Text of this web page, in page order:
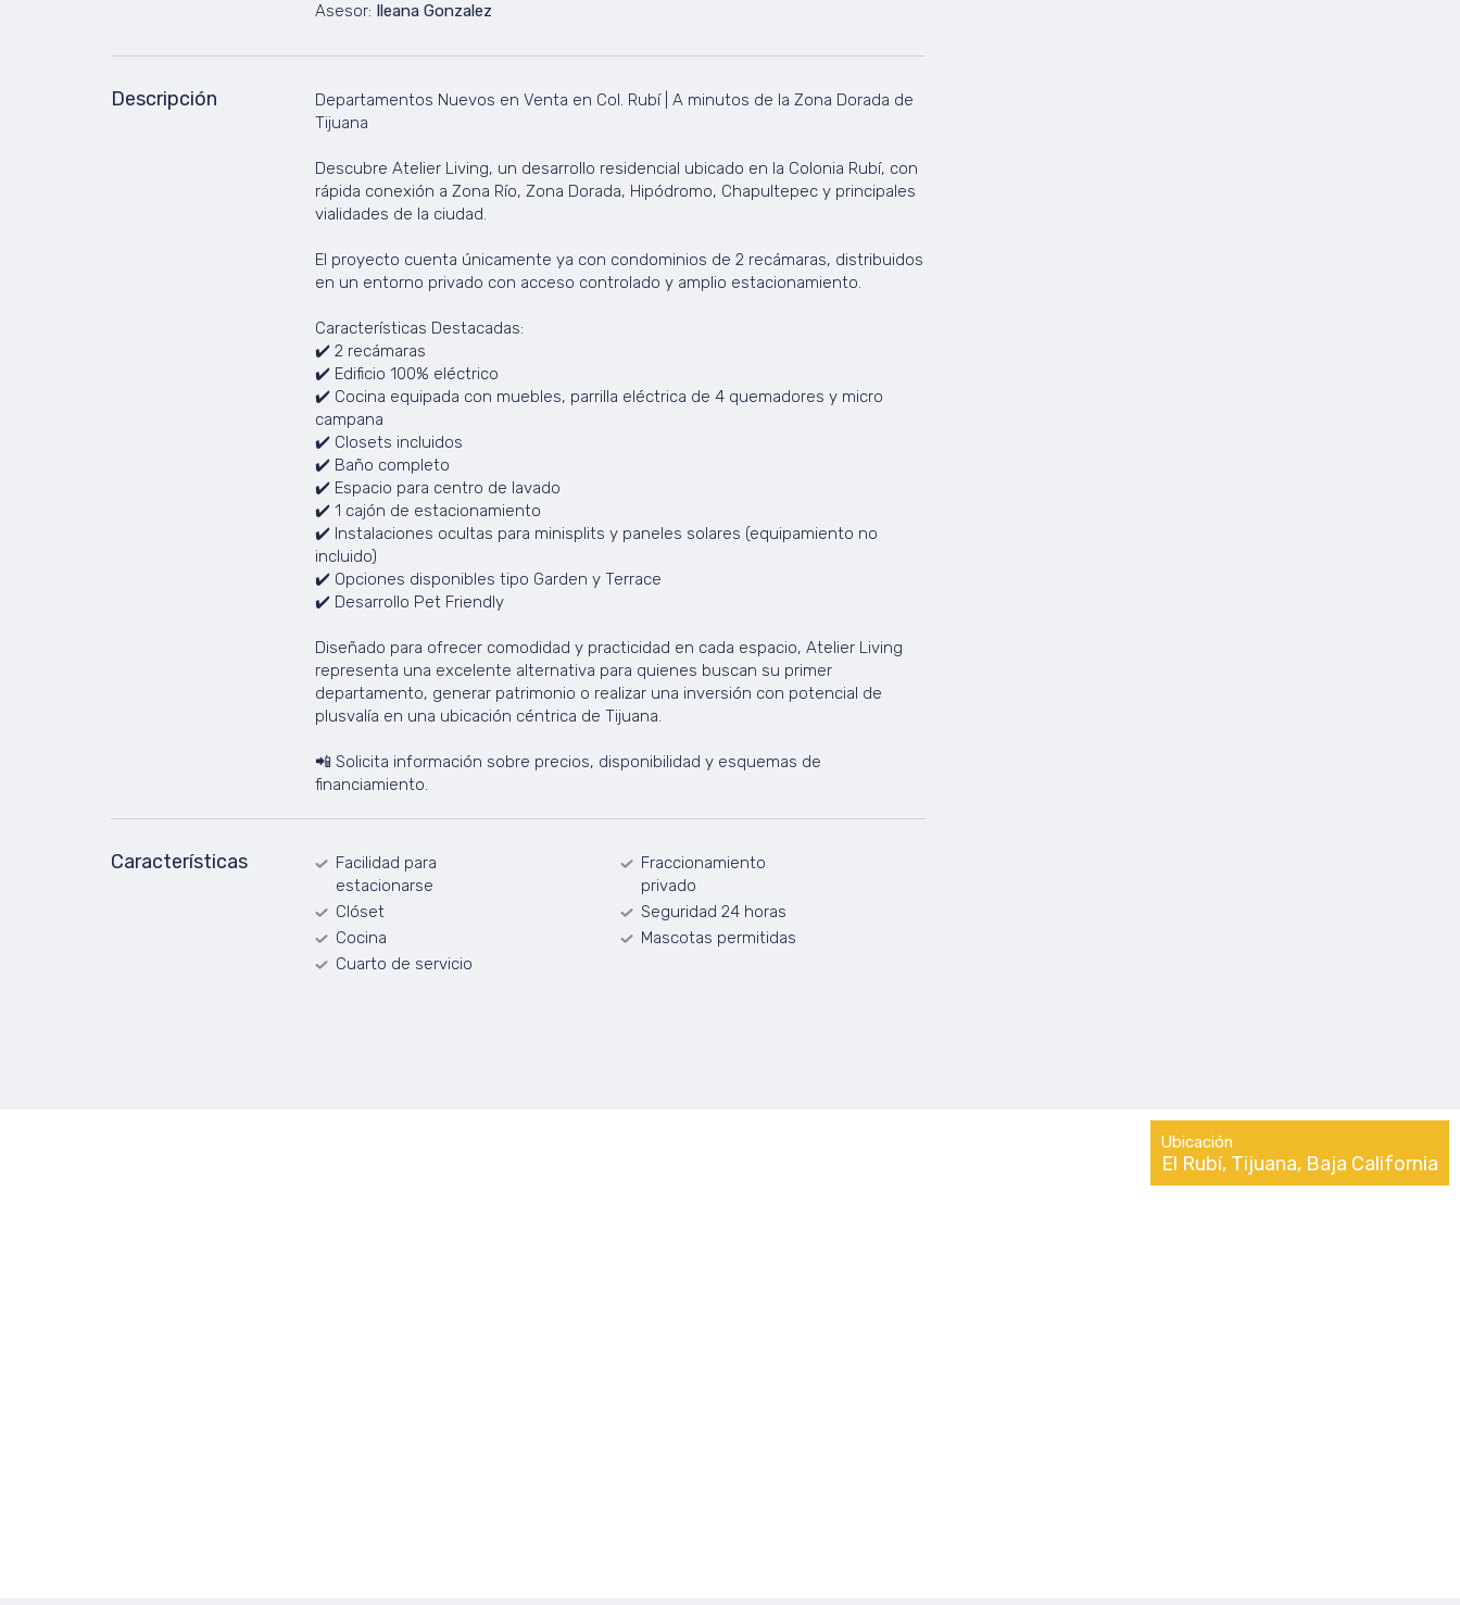
Asesor: Ileana Gonzalez
Descripción
Departamentos Nuevos en Venta en Col. Rubí | A minutos de la Zona Dorada de
Tijuana
Descubre Atelier Living, un desarrollo residencial ubicado en la Colonia Rubí, con
rápida conexión a Zona Río, Zona Dorada, Hipódromo, Chapultepec y principales
vialidades de la ciudad.
El proyecto cuenta únicamente ya con condominios de 2 recámaras, distribuidos
en un entorno privado con acceso controlado y amplio estacionamiento.
Características Destacadas:
✔️ 2 recámaras
✔️ Edificio 100% eléctrico
✔️ Cocina equipada con muebles, parrilla eléctrica de 4 quemadores y micro
campana
✔️ Closets incluidos
✔️ Baño completo
✔️ Espacio para centro de lavado
✔️ 1 cajón de estacionamiento
✔️ Instalaciones ocultas para minisplits y paneles solares (equipamiento no
incluido)
✔️ Opciones disponibles tipo Garden y Terrace
✔️ Desarrollo Pet Friendly
Diseñado para ofrecer comodidad y practicidad en cada espacio, Atelier Living
representa una excelente alternativa para quienes buscan su primer
departamento, generar patrimonio o realizar una inversión con potencial de
plusvalía en una ubicación céntrica de Tijuana.
📲 Solicita información sobre precios, disponibilidad y esquemas de
financiamiento.
Características
Facilidad para
estacionarse
Clóset
Cocina
Cuarto de servicio
Fraccionamiento
privado
Seguridad 24 horas
Mascotas permitidas
Ubicación
El Rubí, Tijuana, Baja California